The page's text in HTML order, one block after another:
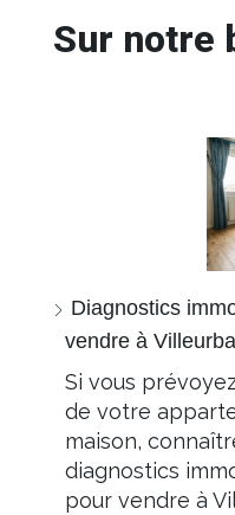
Sur notre
Diagnostics
vendre à
Si vous
de votre
maison,
diagnostics
pour vendre à